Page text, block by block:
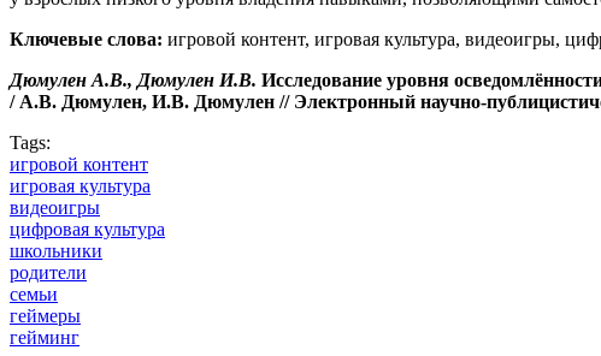
Ключевые слова: игровой контент, игровая культура, видеоигры,
Дюмулен А.В., Дюмулен И.В. Исследование уровня
/ А.В. Дюмулен, И.В. Дюмулен // Электронный научно-
Tags:
игровой контент
игровая культура
видеоигры
цифровая культура
школьники
родители
семьи
геймеры
гейминг